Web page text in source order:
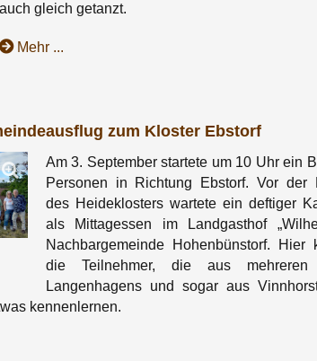
auch gleich getanzt.
Mehr ...
zum Kloster Ebstorf
Am 3. September startete um 10 Uhr ein
Personen in Richtung Ebstorf. Vor der
des Heideklosters wartete ein deftiger
als Mittagessen im Landgasthof
Nachbargemeinde Hohenbünstorf. Hier
die Teilnehmer, die aus mehreren
Langenhagens und sogar aus
kennenlernen.